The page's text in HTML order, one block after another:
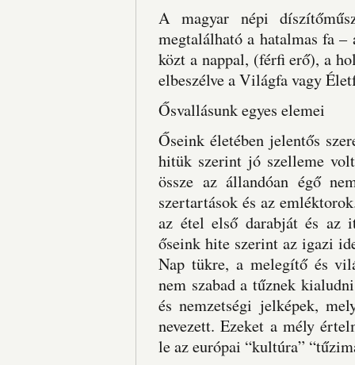
A magyar népi
megtalálható a hatalmas fa
közt a nappal, (férfi erő), a
elbeszélve a Világfa vagy
Ősvallásunk egyes elemei
Őseink életében jelentős
hitük szerint jó szelleme
össze az állandóan égő
szertartások és az
az étel első darabját és az
őseink hite szerint az igazi
Nap tükre, a melegítő és
nem szabad a tűznek
és nemzetségi jelképek,
nevezett. Ezeket a mély
le az európai “kultúra”